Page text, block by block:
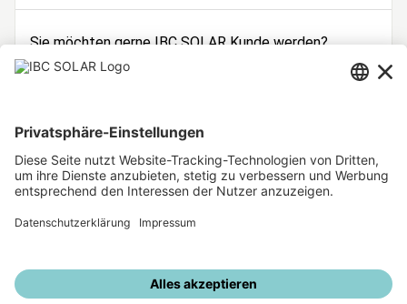
Sie möchten gerne IBC SOLAR Kunde werden?
Dann registrieren Sie sich jetzt!
Unsere weiteren Angebote
IBC SOLAR Webseite